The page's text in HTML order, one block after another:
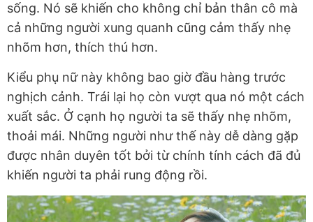
sống. Nó sẽ khiến cho không chỉ bản thân cô mà
cả những người xung quanh cũng cảm thấy nhẹ
nhõm hơn, thích thú hơn.
Kiểu phụ nữ này không bao giờ đầu hàng trước
nghịch cảnh. Trái lại họ còn vượt qua nó một cách
xuất sắc. Ở cạnh họ người ta sẽ thấy nhẹ nhõm,
thoải mái. Những người như thế này dễ dàng gặp
được nhân duyên tốt bởi từ chính tính cách đã đủ
khiến người ta phải rung động rồi.